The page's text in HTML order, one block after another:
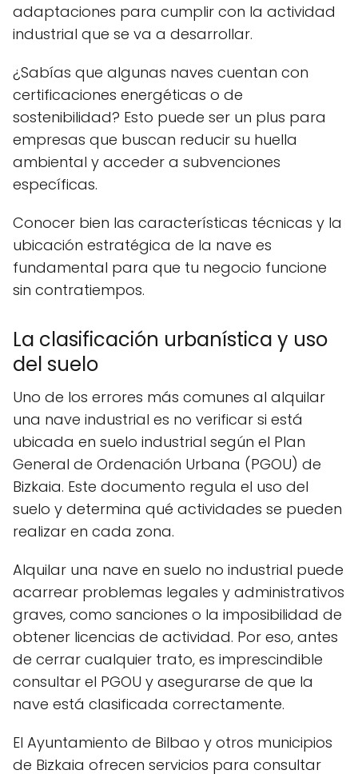
adaptaciones para cumplir con la actividad
industrial que se va a desarrollar.
¿Sabías que algunas naves cuentan con
certificaciones energéticas o de
sostenibilidad? Esto puede ser un plus para
empresas que buscan reducir su huella
ambiental y acceder a subvenciones
específicas.
Conocer bien las características técnicas y la
ubicación estratégica de la nave es
fundamental para que tu negocio funcione
sin contratiempos.
La clasificación urbanística y uso
del suelo
Uno de los errores más comunes al alquilar
una nave industrial es no verificar si está
ubicada en suelo industrial según el Plan
General de Ordenación Urbana (PGOU) de
Bizkaia. Este documento regula el uso del
suelo y determina qué actividades se pueden
realizar en cada zona.
Alquilar una nave en suelo no industrial puede
acarrear problemas legales y administrativos
graves, como sanciones o la imposibilidad de
obtener licencias de actividad. Por eso, antes
de cerrar cualquier trato, es imprescindible
consultar el PGOU y asegurarse de que la
nave está clasificada correctamente.
El Ayuntamiento de Bilbao y otros municipios
de Bizkaia ofrecen servicios para consultar